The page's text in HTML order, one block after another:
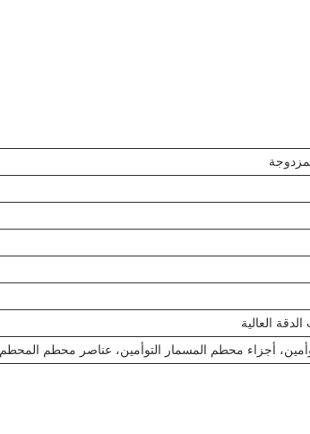
العالية
أجزاء محطم المسمار التوأمين، عناصر محطم المحطم